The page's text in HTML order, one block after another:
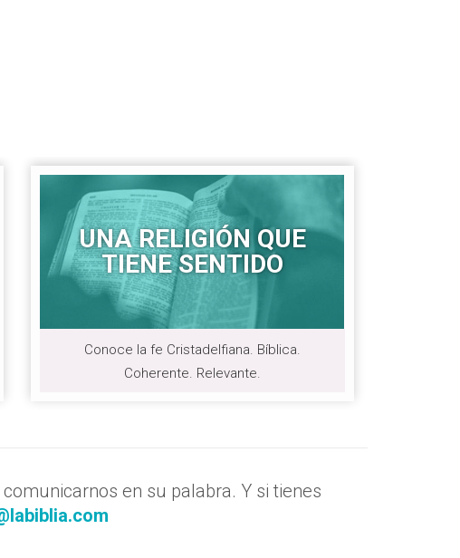
UNA RELIGIÓN QUE
TIENE SENTIDO
Conoce la fe Cristadelfiana. Bíblica.
Coherente. Relevante.
en su palabra. Y si tienes